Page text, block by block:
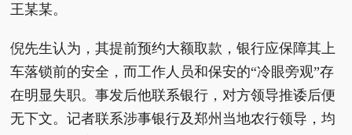
王某某。
倪先生认为，其提前预约大额取款，银行应保障其上
车落锁前的安全，而工作人员和保安的“冷眼旁观”存
在明显失职。事发后他联系银行，对方领导推诿后便
无下文。记者联系涉事银行及郑州当地农行领导，均